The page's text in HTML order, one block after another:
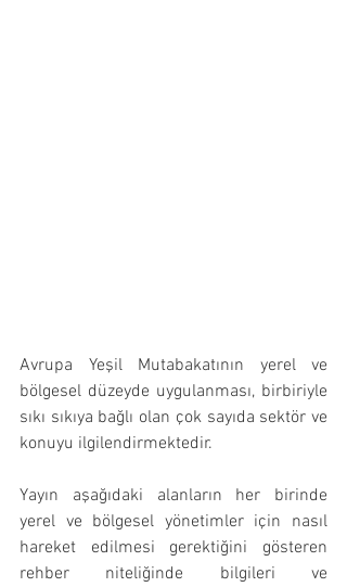
Avrupa Yeşil Mutabakatının yerel ve
bölgesel düzeyde uygulanması, birbiriyle
sıkı sıkıya bağlı olan çok sayıda sektör ve
konuyu ilgilendirmektedir.
Yayın aşağıdaki alanların her birinde
yerel ve bölgesel yönetimler için nasıl
hareket edilmesi gerektiğini gösteren
rehber niteliğinde bilgileri ve